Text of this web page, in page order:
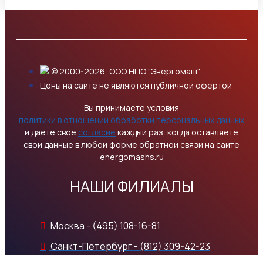
© 2000-2026, ООО НПО "Энергомаш".
Цены на сайте не являются публичной офертой
Вы принимаете условия
политики в отношении обработки персональных данных
и даете свое согласие каждый раз, когда оставляете
свои данные в любой форме обратной связи на сайте
energomashs.ru
НАШИ ФИЛИАЛЫ
Москва - (495) 108-16-81
Санкт-Петербург - (812) 309-42-23